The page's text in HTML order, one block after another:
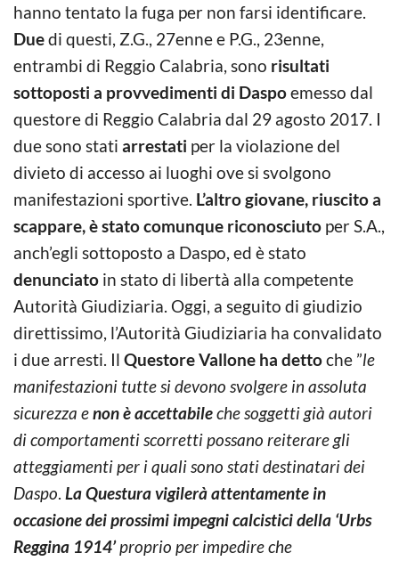
hanno tentato la fuga per non farsi identificare.
Duedi questi, Z.G., 27enne e P.G., 23enne,
entrambi di Reggio Calabria, sono risultati
sottoposti a provvedimenti di Daspoemesso dal
questore di Reggio Calabria dal 29 agosto 2017. I
due sono stati arrestati per la violazione del
divieto di accesso ai luoghi ove si svolgono
manifestazioni sportive. L’altro giovane, riuscito a
scappare, è stato comunque riconosciuto per S.A.,
anch’egli sottoposto a Daspo, ed è stato
denunciato in stato di libertà alla competente
Autorità Giudiziaria. Oggi, a seguito di giudizio
direttissimo, l’Autorità Giudiziaria ha convalidato
i due arresti. Il Questore Vallone ha dettoche ”le
manifestazioni tutte si devono svolgere in assoluta
sicurezza enon è accettabileche soggetti già autori
di comportamenti scorretti possano reiterare gli
atteggiamenti per i quali sono stati destinatari dei
Daspo. La Questura vigilerà attentamente in
occasione dei prossimi impegni calcistici della ‘Urbs
Reggina 1914’proprio per impedire che